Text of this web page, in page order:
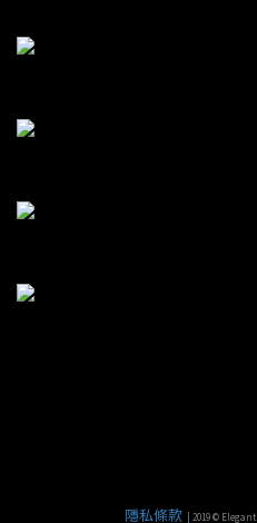
隱私條款 | 2019 © Elegant